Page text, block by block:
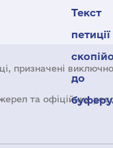
Текст
петиції
до
призначені
та офіційних